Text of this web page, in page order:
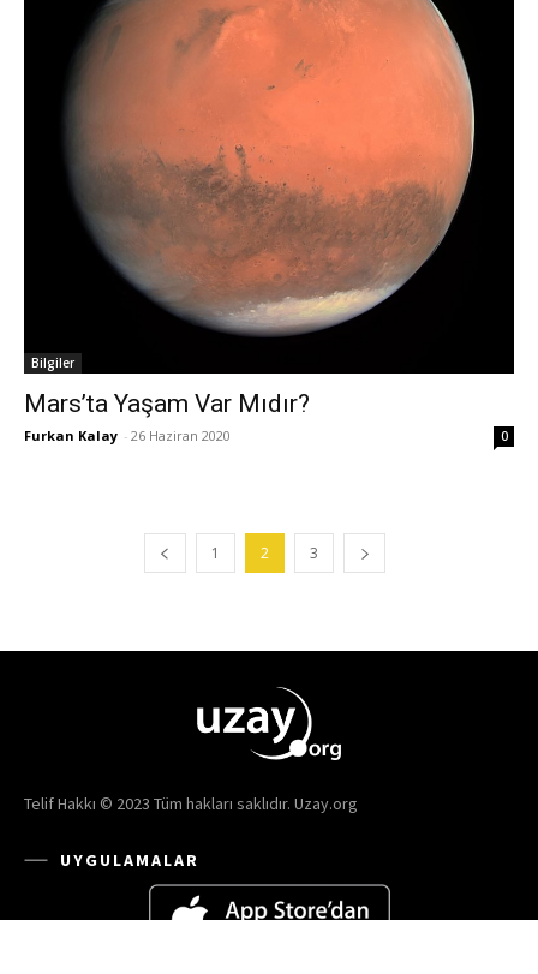
Bilgiler
Mars’ta Yaşam Var Mıdır?
Furkan Kalay - 26 Haziran 2020 0
1 2 3
Telif Hakkı © 2023 Tüm hakları saklıdır. Uzay.org
UYGULAMALAR